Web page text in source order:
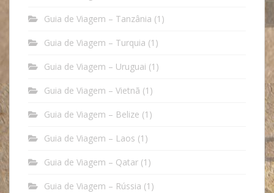
Guia de Viagem – Tanzânia (1)
Guia de Viagem – Turquia (1)
Guia de Viagem – Uruguai (1)
Guia de Viagem – Vietnã (1)
Guia de Viagem – Belize (1)
Guia de Viagem – Laos (1)
Guia de Viagem – Qatar (1)
Guia de Viagem – Rússia (1)